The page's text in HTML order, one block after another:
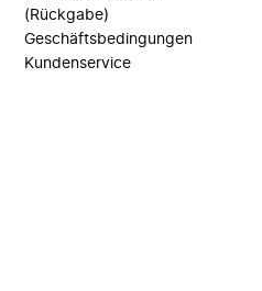
(Rückgabe)
Geschäftsbedingungen
Kundenservice